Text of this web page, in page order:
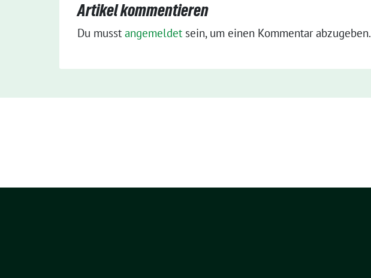
Artikel kommentieren
Du musst angemeldet sein, um einen Kommentar abzugeben.